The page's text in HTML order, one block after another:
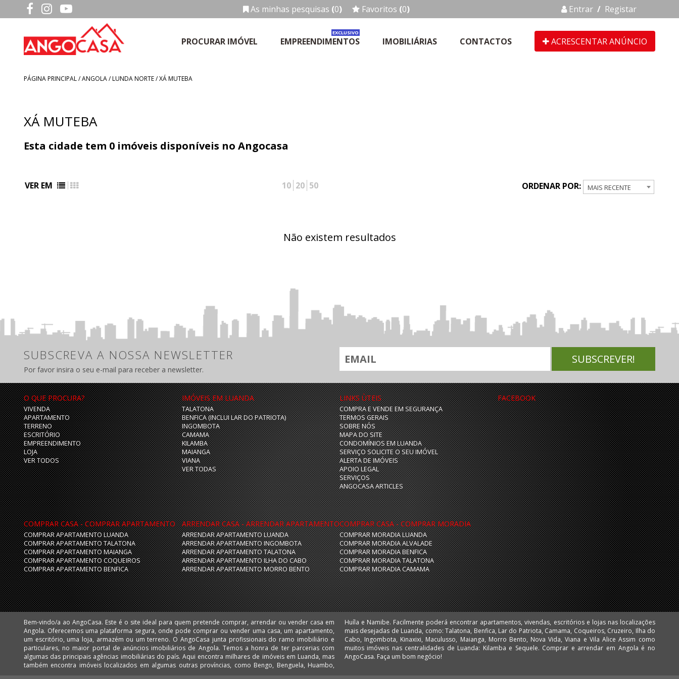
As minhas pesquisas (0) Favoritos (0) Entrar / Registar
PROCURAR IMÓVEL EMPREENDIMENTOS
EXCLUSIVO
IMOBILIÁRIAS CONTACTOS ACRESCENTAR ANÚNCIO
PÁGINA PRINCIPAL/ANGOLA/ LUNDA NORTE / XÁ MUTEBA
XÁ MUTEBA
Esta cidade tem 0 imóveis disponíveis no Angocasa
VER EM 10 20 50 ORDENAR POR: MAIS RECENTE
Não existem resultados
SUBSCREVA A NOSSA NEWSLETTER
Por favor insira o seu e-mail para receber a newsletter.
O QUE PROCURA?
VIVENDA
APARTAMENTO
TERRENO
ESCRITÓRIO
EMPREENDIMENTO
LOJA
VER TODOS
IMÓVEIS EM LUANDA
TALATONA
BENFICA (INCLUI LAR DO PATRIOTA)
INGOMBOTA
CAMAMA
KILAMBA
MAIANGA
VIANA
VER TODAS
LINKS ÙTEIS
COMPRA E VENDE EM SEGURANÇA
TERMOS GERAIS
SOBRE NÓS
MAPA DO SITE
CONDOMÍNIOS EM LUANDA
SERVIÇO SOLICITE O SEU IMÓVEL
ALERTA DE IMÓVEIS
APOIO LEGAL
SERVIÇOS
ANGOCASA ARTICLES
FACEBOOK
COMPRAR CASA - COMPRAR APARTAMENTO
COMPRAR APARTAMENTO LUANDA
COMPRAR APARTAMENTO TALATONA
COMPRAR APARTAMENTO MAIANGA
COMPRAR APARTAMENTO COQUEIROS
COMPRAR APARTAMENTO BENFICA
ARRENDAR CASA - ARRENDAR APARTAMENTO
ARRENDAR APARTAMENTO LUANDA
ARRENDAR APARTAMENTO INGOMBOTA
ARRENDAR APARTAMENTO TALATONA
ARRENDAR APARTAMENTO ILHA DO CABO
ARRENDAR APARTAMENTO MORRO BENTO
COMPRAR CASA - COMPRAR MORADIA
COMPRAR MORADIA LUANDA
COMPRAR MORADIA ALVALADE
COMPRAR MORADIA BENFICA
COMPRAR MORADIA TALATONA
COMPRAR MORADIA CAMAMA
Bem-vindo/a ao AngoCasa. Este é o site ideal para quem pretende comprar, arrendar ou vender casa em
Angola. Oferecemos uma plataforma segura, onde pode comprar ou vender uma casa, um apartamento,
um escritório, uma loja, armazém ou um terreno. O AngoCasa junta profissionais do ramo imobiliário e
particulares, no maior portal de anúncios imobiliários de Angola. Temos a honra de ter parcerias com
algumas das principais agências imobiliárias do país. Aqui encontra milhares de imóveis em Luanda, mas
também encontra imóveis localizados em algumas outras províncias, como Bengo, Benguela, Huambo,
Huíla e Namibe. Facilmente poderá encontrar apartamentos, vivendas, escritórios e lojas nas localizações
mais desejadas de Luanda, como: Talatona, Benfica, Lar do Patriota, Camama, Coqueiros, Cruzeiro, Ilha do
Cabo, Ingombota, Kinaxixi, Maculusso, Maianga, Morro Bento, Nova Vida, Viana e Vila Alice Assim como
muitos imóveis nas centralidades de Luanda: Kilamba e Sequele. Comprar e arrendar em Angola é no
AngoCasa. Faça um bom negócio!